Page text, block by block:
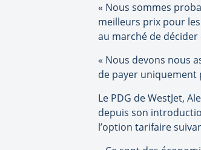
« Nous sommes
meilleurs prix pour
au marché de décider
« Nous devons nous
de payer uniquement
Le PDG de WestJet,
depuis son
l’option tarifaire